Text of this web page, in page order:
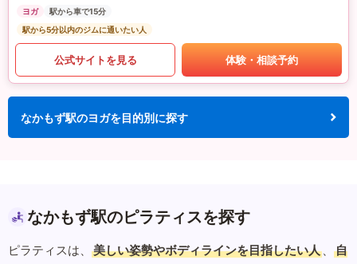
ヨガ
駅から車で15分
駅から5分以内のジムに通いたい人
公式サイトを見る 体験・相談予約
なかもず駅のヨガを目的別に探す
なかもず駅のピラティスを探す
ピラティスは、 美しい姿勢やボディラインを目指したい人 、
自